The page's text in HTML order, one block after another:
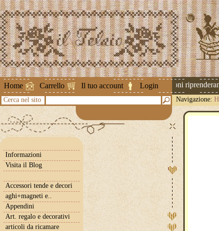
Home Carrello Il tuo account Login
Attenzione ! Le spedizioni
Cerca nel sito Navigazione:
Informazioni
Visita il Blog
Accessori tende e decori
aghi+magneti e..
Appendini
Art. regalo e decorativi
articoli da ricamare